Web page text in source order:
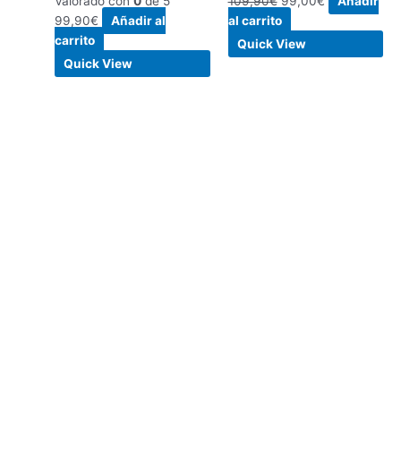
99,90€
Añadir al
carrito
Quick View
al carrito
Quick View